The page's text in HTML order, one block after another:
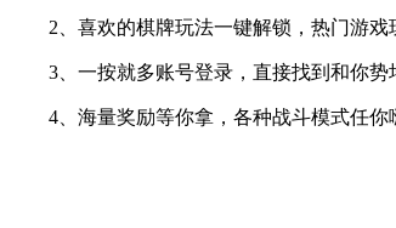
2、喜欢的棋牌玩法一键解锁，热门游戏
3、一按就多账号登录，直接找到和你势
4、海量奖励等你拿，各种战斗模式任你